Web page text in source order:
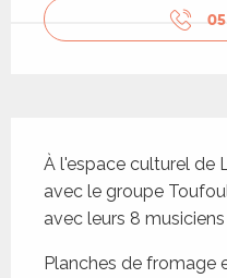
À l'espace culturel de
avec le groupe
avec leurs 8 musiciens
Planches de fromage